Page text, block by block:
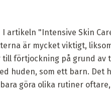
I artikeln "Intensive Skin
är mycket viktigt,
förtjockning på grund av
huden, som ett barn.
göra olika rutiner